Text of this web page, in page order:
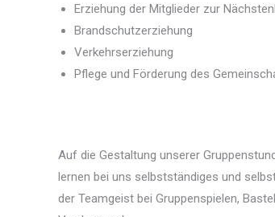
Erziehung der Mitglieder zur
Brandschutzerziehung
Verkehrserziehung
Pflege und Förderung des
Auf die Gestaltung unserer
lernen bei uns selbstständiges und
der Teamgeist bei Gruppenspielen,